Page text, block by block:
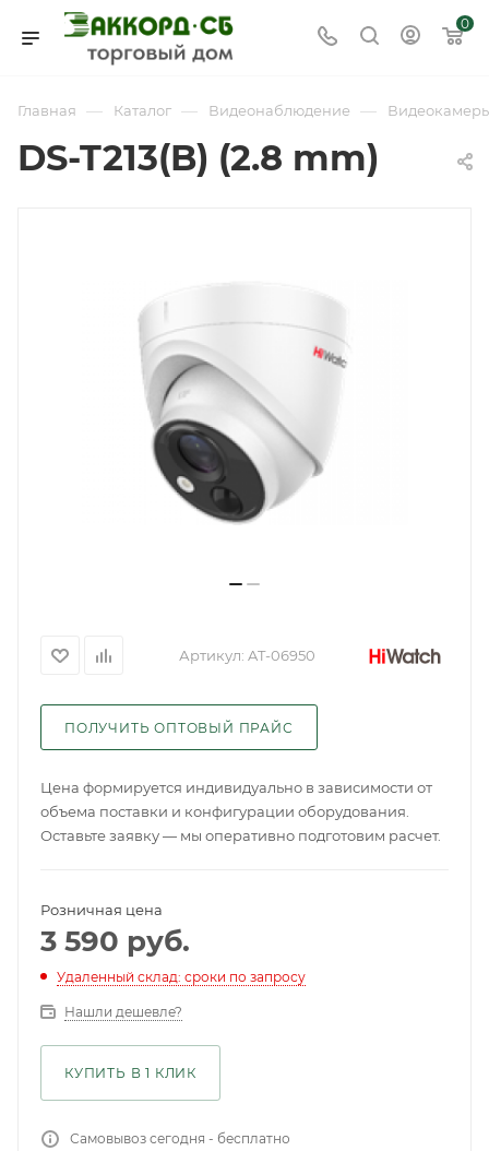
0
Главная — Каталог — Видеонаблюдение —
DS-T213(B) (2.8 mm)
Артикул: AT-06950
ПОЛУЧИТЬ ОПТОВЫЙ ПРАЙС
Цена формируется индивидуально в зависимости от
объема поставки и конфигурации оборудования.
Оставьте заявку — мы оперативно подготовим расчет.
Розничная цена
3 590 руб.
Удаленный склад: сроки по запросу
Нашли дешевле?
КУПИТЬ В 1 КЛИК
Самовывоз сегодня - бесплатно